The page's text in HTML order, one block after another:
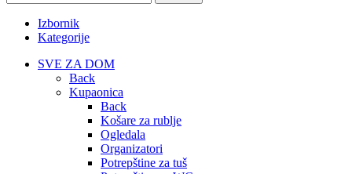
Izbornik
Kategorije
SVE ZA DOM
Back
Kupaonica
Back
Košare za rublje
Ogledala
Organizatori
Potrepštine za tuš